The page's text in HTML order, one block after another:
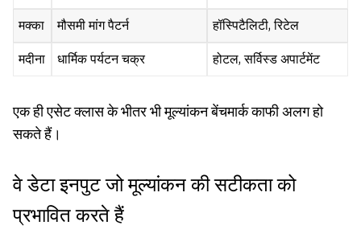
मक्का
मौसमी मांग पैटर्न
हॉस्पिटैलिटी, रिटेल
मदीना
धार्मिक पर्यटन चक्र होटल, सर्विस्ड अपार्टमेंट
एक ही एसेट क्लास के भीतर भी मूल्यांकन बेंचमार्क काफी अलग हो
सकते हैं।
वे डेटा इनपुट जो मूल्यांकन की सटीकता को
प्रभावित करते हैं